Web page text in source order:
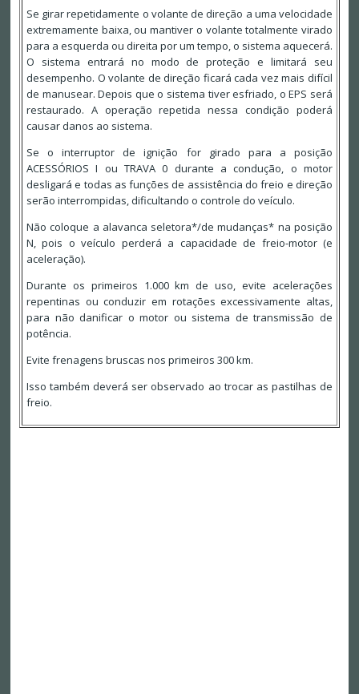
Se girar repetidamente o volante de direção a uma velocidade
extremamente baixa, ou mantiver o volante totalmente virado
para a esquerda ou direita por um tempo, o sistema aquecerá.
O sistema entrará no modo de proteção e limitará seu
desempenho. O volante de direção ficará cada vez mais difícil
de manusear. Depois que o sistema tiver esfriado, o EPS será
restaurado. A operação repetida nessa condição poderá
causar danos ao sistema.
Se o interruptor de ignição for girado para a posição
ACESSÓRIOS I ou TRAVA 0 durante a condução, o motor
desligará e todas as funções de assistência do freio e direção
serão interrompidas, dificultando o controle do veículo.
Não coloque a alavanca seletora*/de mudanças* na posição
N, pois o veículo perderá a capacidade de freio-motor (e
aceleração).
Durante os primeiros 1.000 km de uso, evite acelerações
repentinas ou conduzir em rotações excessivamente altas,
para não danificar o motor ou sistema de transmissão de
potência.
Evite frenagens bruscas nos primeiros 300 km.
Isso também deverá ser observado ao trocar as pastilhas de
freio.